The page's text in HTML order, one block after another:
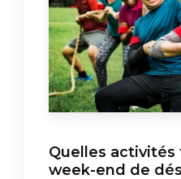
Quelles activités
week-end de